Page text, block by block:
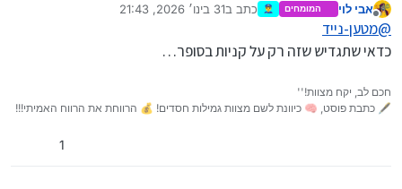
e9c7c8_a759e4ced21a4025a5400286c8b4ef9b.pdf
בהצלחה…
מנותק
אבי לוי המומחים 👮‍♂️ כתב ב31 בינו׳ 2026, 21:43
נערך לאחרונה על ידי
@מטען-נייד
כדאי שתגדיש שזה רק על קניות בסופר…
חכם לב, יקח מצוות!''
🖋 כתבת פוסט, 🧠 כיוונת לשם מצוות גמילות חסדים! 💰 הרווחת את הרווח האמיתי!!!
1